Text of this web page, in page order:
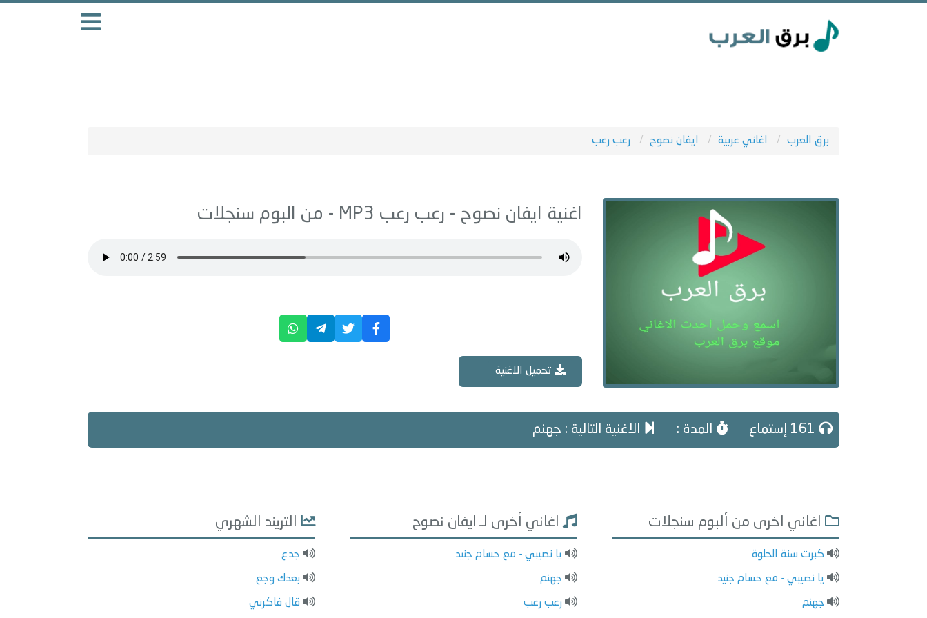
برق العرب اغاني عربية ايفان نصوح رعب رعب
اغنية ايفان نصوح - رعب رعب سنجلات
تحميل الاغنية
المدة : الاغنية التالية : جهنم
اغاني اخرى من ألبوم سنجلات
كبرت سنة الحلوة
يا نصيبي - مع حسام جنيد
جهنم
اغاني أخرى لـ ايفان نصوح
يا نصيبي - مع حسام جنيد
جهنم
رعب رعب
التريند الشهري
جدع
بعدك وجع
قال فاكرني